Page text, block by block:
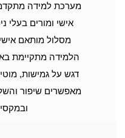
מערכת למידה
אישי ומורים בעלי
מסלול מותאם
הלמידה מתקיימת
דגש על גמישות,
מאפשרים שיפור